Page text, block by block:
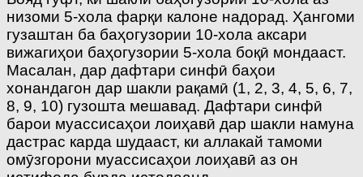
низоми 5-хола фарқи калоне надорад. Ҳангоми
гузаштан ба баҳогузории 10-хола аксари
вижагиҳои баҳогузории 5-хола боқӣ мондааст.
Масалан, дар дафтари синфӣ баҳои
хонандагон дар шакли рақамӣ (1, 2, 3, 4, 5, 6, 7,
8, 9, 10) гузошта мешавад. Дафтари синфӣ
барои муассисаҳои лоиҳавӣ дар шакли намуна
дастрас карда шудааст, ки аллакай тамоми
омӯзгорони муассисаҳои лоиҳавӣ аз он